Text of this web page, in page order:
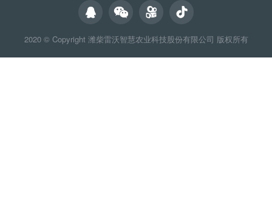
2020 © Copyright 潍柴雷沃智慧农业科技股份有限公司 版权所有